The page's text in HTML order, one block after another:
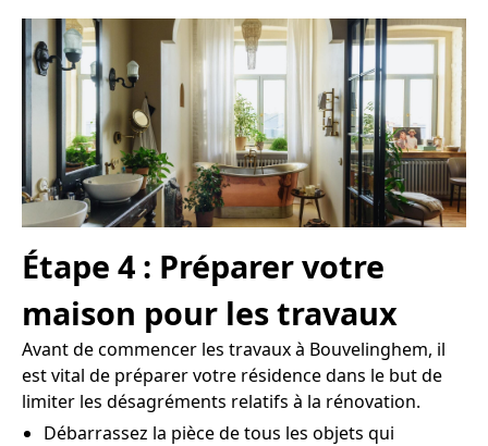
Étape 4 : Préparer votre
maison pour les travaux
Avant de commencer les travaux à Bouvelinghem, il
est vital de préparer votre résidence dans le but de
limiter les désagréments relatifs à la rénovation.
Débarrassez la pièce de tous les objets qui